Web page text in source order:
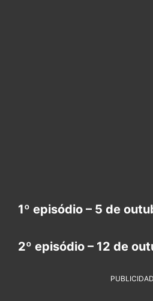
1º episódio – 5 de
2º episódio – 12 de